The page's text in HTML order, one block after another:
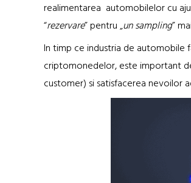
realimentarea automobilelor cu
“rezervare” pentru „un sampling”
In timp ce industria de automobile
criptomonedelor, este important
customer) si satisfacerea nevoilor